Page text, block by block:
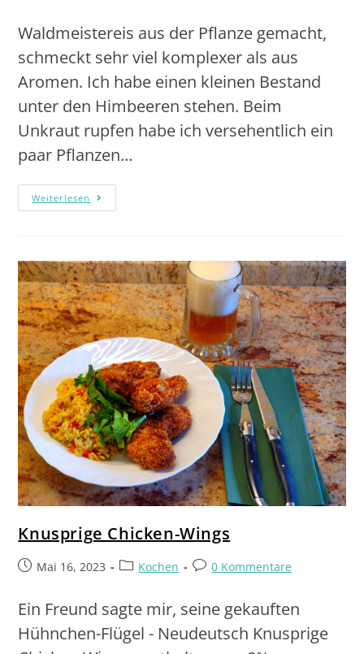
Waldmeistereis aus der Pflanze gemacht,
schmeckt sehr viel komplexer als aus
Aromen. Ich habe einen kleinen Bestand
unter den Himbeeren stehen. Beim
Unkraut rupfen habe ich versehentlich ein
paar Pflanzen…
Weiterlesen
Knusprige Chicken-Wings
Mai 16, 2023 Kochen 0 Kommentare
Ein Freund sagte mir, seine gekauften
Hühnchen-Flügel - Neudeutsch Knusprige